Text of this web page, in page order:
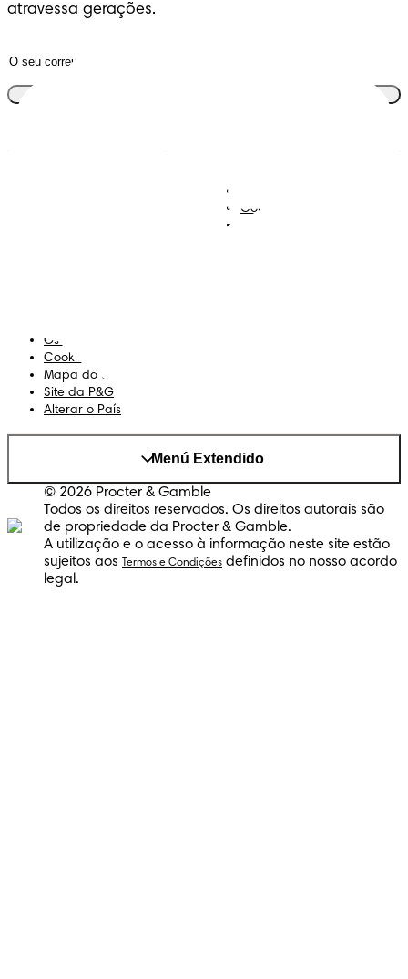
atravessa gerações.
Contacta-nos
Os Meus Dados
Cookies
Mapa do Site
Site da P&G
Alterar o País
Menú Extendido
© 2026 Procter & Gamble
Todos os direitos reservados. Os direitos autorais são
de propriedade da Procter & Gamble.
A utilização e o acesso à informação neste site estão
sujeitos aos
Termos e Condições definidos no nosso acordo
legal.